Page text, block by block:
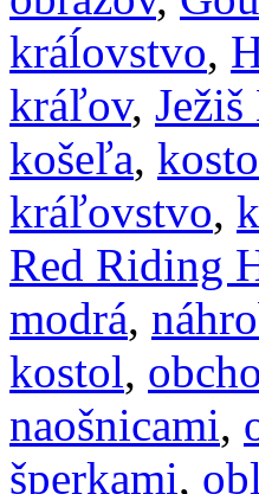
kráĺovstvo,
kráľov,
košeľa,
kráľovstvo,
Red Riding
modrá,
kostol,
naošnicami,
šperkami,